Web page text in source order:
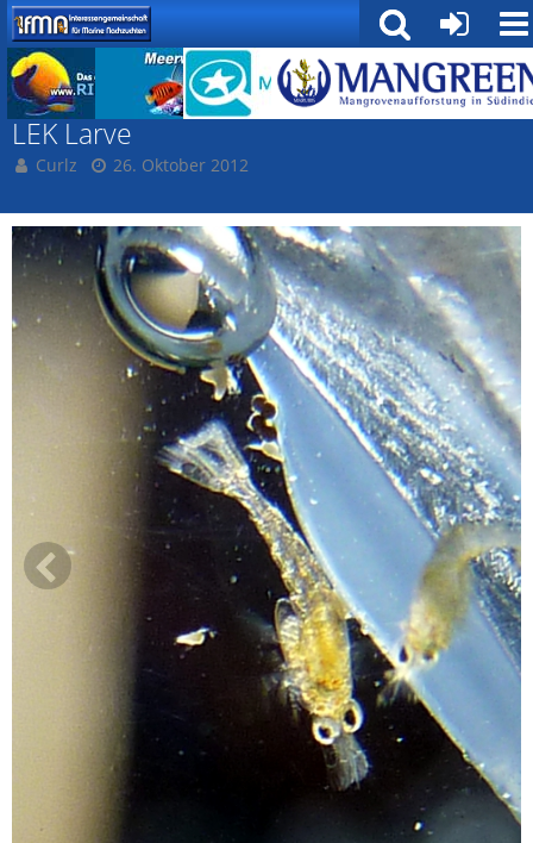
Curlz' Landeinsiedlerkrebs Bilderbuch
LEK Larve
Curlz 26. Oktober 2012